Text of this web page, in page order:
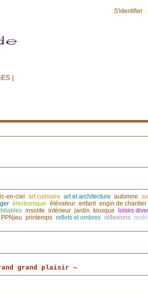
S'identifier -
|
en-ciel art culinaire art et architecture automne
électronique élévateur enfant engin de chantier
insolite intérieur jardin kiosque loisirs
PPNjeu printemps reflets et ombres réflexions
grand plaisir ~